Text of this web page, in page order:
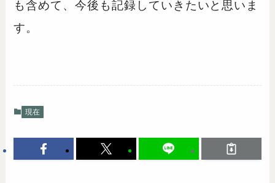
も含めて、今後も記録していきたいと思いま
す。
現在